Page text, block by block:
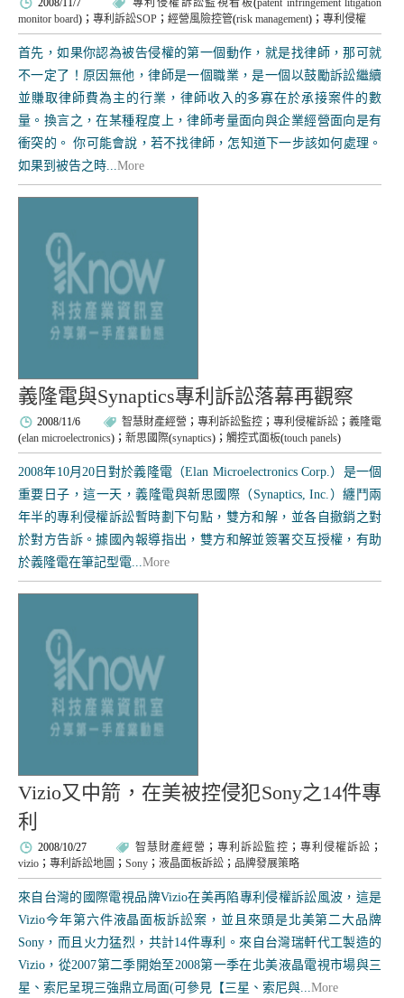
2008/11/7 專利侵權訴訟監視看板(patent infringement litigation
monitor board)； 專利訴訟SOP ； 經營風險控管(risk management)； 專利侵權
首先，如果你認為被告侵權的第一個動作，就是找律師，那可就
不一定了！原因無他，律師是一個職業，是一個以鼓勵訴訟繼續
並賺取律師費為主的行業，律師收入的多寡在於承接案件的數
量。換言之，在某種程度上，律師考量面向與企業經營面向是有
衝突的。 你可能會說，若不找律師，怎知道下一步該如何處理。
如果到被告之時...More
義隆電與Synaptics專利訴訟落幕再觀察
2008/11/6 智慧財產經營 ；專利訴訟監控 ；專利侵權訴訟 ；義隆電
(elan microelectronics)； 新思國際(synaptics)； 觸控式面板(touch panels)
2008年10月20日對於義隆電（Elan Microelectronics Corp.）是一個
重要日子，這一天，義隆電與新思國際（Synaptics, Inc.）纏鬥兩
年半的專利侵權訴訟暫時劃下句點，雙方和解，並各自撤銷之對
於對方告訴。據國內報導指出，雙方和解並簽署交互授權，有助
於義隆電在筆記型電...More
Vizio又中箭，在美被控侵犯Sony之14件專
利
2008/10/27 智慧財產經營 ； 專利訴訟監控 ； 專利侵權訴訟 ；
vizio ； 專利訴訟地圖 ； Sony ； 液晶面板訴訟 ； 品牌發展策略
來自台灣的國際電視品牌Vizio在美再陷專利侵權訴訟風波，這是
Vizio今年第六件液晶面板訴訟案，並且來頭是北美第二大品牌
Sony，而且火力猛烈，共計14件專利。來自台灣瑞軒代工製造的
Vizio，從2007第二季開始至2008第一季在北美液晶電視市場與三
星、索尼呈現三強鼎立局面(可參見【三星、索尼與...More